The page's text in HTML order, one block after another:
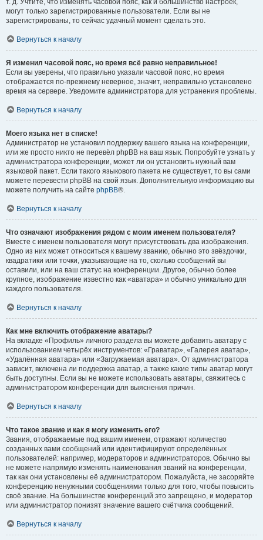
т. д. Учтите, что изменять часовой пояс, как и большинство настроек,
могут только зарегистрированные пользователи. Если вы не
зарегистрированы, то сейчас удачный момент сделать это.
Вернуться к началу
Я изменил часовой пояс, но время всё равно неправильное!
Если вы уверены, что правильно указали часовой пояс, но время
отображается по-прежнему неверное, значит, неправильно установлено
время на сервере. Уведомите администратора для устранения проблемы.
Вернуться к началу
Моего языка нет в списке!
Администратор не установил поддержку вашего языка на конференции,
или же просто никто не перевёл phpBB на ваш язык. Попробуйте узнать у
администратора конференции, может ли он установить нужный вам
языковой пакет. Если такого языкового пакета не существует, то вы сами
можете перевести phpBB на свой язык. Дополнительную информацию вы
можете получить на сайте phpBB®.
Вернуться к началу
Что означают изображения рядом с моим именем пользователя?
Вместе с именем пользователя могут присутствовать два изображения.
Одно из них может относиться к вашему званию, обычно это звёздочки,
квадратики или точки, указывающие на то, сколько сообщений вы
оставили, или на ваш статус на конференции. Другое, обычно более
крупное, изображение известно как «аватара» и обычно уникально для
каждого пользователя.
Вернуться к началу
Как мне включить отображение аватары?
На вкладке «Профиль» личного раздела вы можете добавить аватару с
использованием четырёх инструментов: «Граватар», «Галерея аватар»,
«Удалённая аватара» или «Загружаемая аватара». От администратора
зависит, включена ли поддержка аватар, а также какие типы аватар могут
быть доступны. Если вы не можете использовать аватары, свяжитесь с
администратором конференции для выяснения причин.
Вернуться к началу
Что такое звание и как я могу изменить его?
Звания, отображаемые под вашим именем, отражают количество
созданных вами сообщений или идентифицируют определённых
пользователей: например, модераторов и администраторов. Обычно вы
не можете напрямую изменять наименования званий на конференции,
так как они установлены её администратором. Пожалуйста, не засоряйте
конференцию ненужными сообщениями только для того, чтобы повысить
своё звание. На большинстве конференций это запрещено, и модератор
или администратор понизят значение вашего счётчика сообщений.
Вернуться к началу